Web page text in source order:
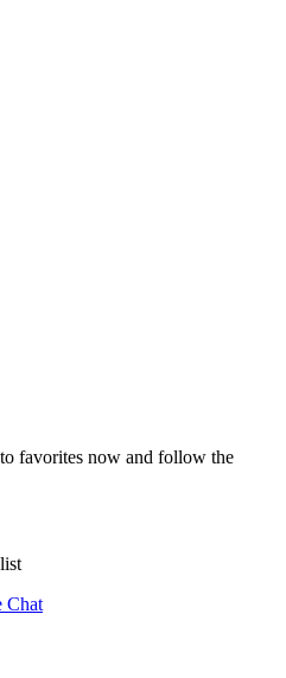
favorites now and follow the
Chat